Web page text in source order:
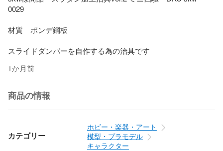
0029
材質　ポンデ鋼板
スライドダンパーを自作する為の治具です
1か月前
商品の情報
カテゴリー
ホビー・楽器・アート
模型・プラモデル
キャラクター